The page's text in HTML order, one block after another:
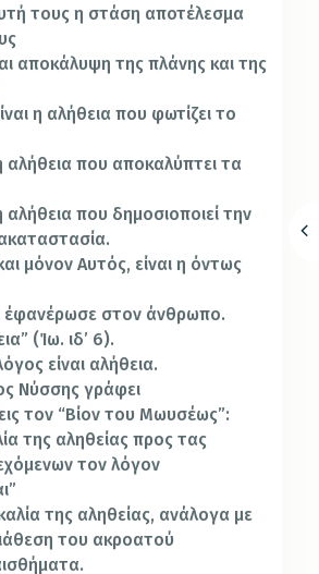
τους η στάση αποτέλεσμα
αποκάλυψη της πλάνης και της
η αλήθεια που φωτίζει το
αλήθεια που αποκαλύπτει τα
αλήθεια που δημοσιοποιεί την
μόνον Αυτός, είναι η όντως
έφανέρωσε στον άνθρωπο.
(Ίω. ιδ’ 6).
είναι αλήθεια.
Νύσσης γράφει
τον “Βίον του Μωυσέως”:
της αληθείας προς τας
τον λόγον
της αληθείας, ανάλογα με
του ακροατού